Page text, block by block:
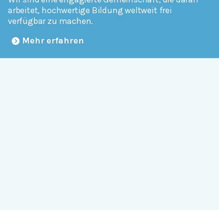
arbeitet, hochwertige Bildung weltweit frei
verfügbar zu machen.
Mehr erfahren